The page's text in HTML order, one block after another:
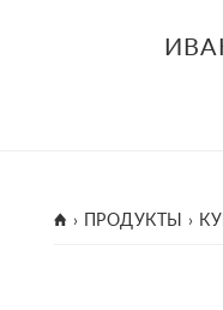
ГЛАВНАЯ
› ПРОДУКТЫ ›